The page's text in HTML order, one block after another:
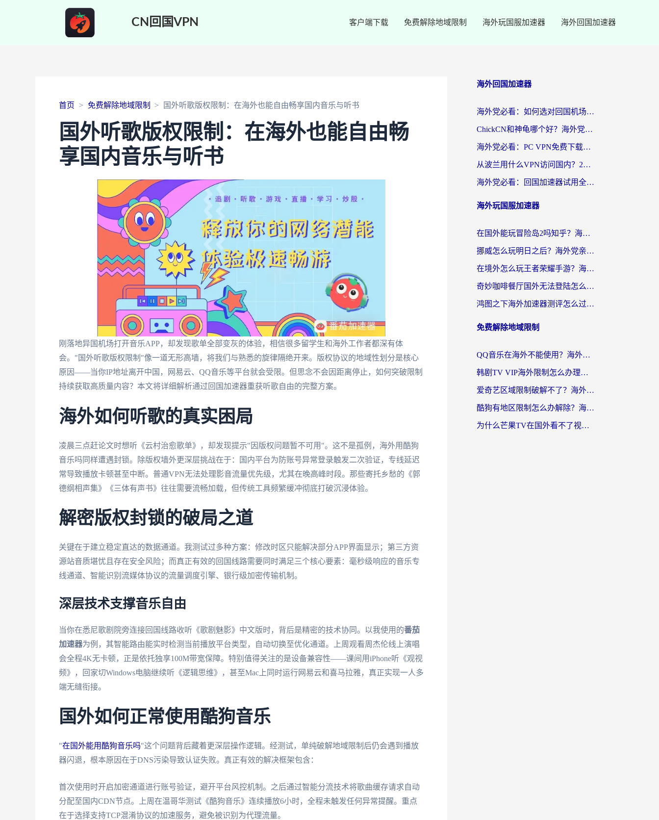
CN回国VPN 客户端下载 免费解除地域限制 海外玩国服加速器 海外回国加速器
首页 免费解除地域限制 国外听歌版权限制：在海外也能自由畅享国内音乐与听书
国外听歌版权限制：在海外也能自由畅
享国内音乐与听书
刚落地异国机场打开音乐APP，却发现歌单全部变灰的体验，相信很多留学生和海外工作者都深有体
会。"国外听歌版权限制"像一道无形高墙，将我们与熟悉的旋律隔绝开来。版权协议的地域性划分是核心
原因——当你IP地址离开中国，网易云、QQ音乐等平台就会受限。但思念不会因距离停止，如何突破限制
持续获取高质量内容？本文将详细解析通过回国加速器重获听歌自由的完整方案。
海外如何听歌的真实困局
凌晨三点赶论文时想听《云村治愈歌单》，却发现提示"因版权问题暂不可用"。这不是孤例，海外用酷狗
音乐吗同样遭遇封锁。除版权墙外更深层挑战在于：国内平台为防账号异常登录触发二次验证，专线延迟
常导致播放卡顿甚至中断。普通VPN无法处理影音流量优先级，尤其在晚高峰时段。那些寄托乡愁的《郭
德纲相声集》《三体有声书》往往需要流畅加载，但传统工具频繁缓冲彻底打破沉浸体验。
解密版权封锁的破局之道
关键在于建立稳定直达的数据通道。我测试过多种方案：修改时区只能解决部分APP界面显示；第三方资
源站音质堪忧且存在安全风险；而真正有效的回国线路需要同时满足三个核心要素：毫秒级响应的音乐专
线通道、智能识别流媒体协议的流量调度引擎、银行级加密传输机制。
深层技术支撑音乐自由
当你在悉尼歌剧院旁连接回国线路收听《歌剧魅影》中文版时，背后是精密的技术协同。以我使用的番茄
加速器为例，其智能路由能实时检测当前播放平台类型，自动切换至优化通道。上周观看周杰伦线上演唱
会全程4K无卡顿，正是依托独享100M带宽保障。特别值得关注的是设备兼容性——课间用iPhone听《观视
频》，回家切Windows电脑继续听《逻辑思维》，甚至Mac上同时运行网易云和喜马拉雅，真正实现一人多
端无缝衔接。
国外如何正常使用酷狗音乐
"在国外能用酷狗音乐吗"这个问题背后藏着更深层操作逻辑。经测试，单纯破解地域限制后仍会遇到播放
器闪退，根本原因在于DNS污染导致认证失败。真正有效的解决框架包含：
首次使用时开启加密通道进行账号验证，避开平台风控机制。之后通过智能分流技术将歌曲缓存请求自动
分配至国内CDN节点。上周在温哥华测试《酷狗音乐》连续播放6小时，全程未触发任何异常提醒。重点
在于选择支持TCP混淆协议的加速服务，避免被识别为代理流量。
海外回国加速器
海外党必看：如何选对回国机场ssr？3步解决国内资源访问难题
ChickCN和神龟哪个好？海外党亲测回国加速器的实用攻略
海外党必看：PC VPN免费下载？别踩坑！3步选对回国加速器无缝刷国内资源
从波兰用什么VPN访问国内？2026实测有效的无缝回国方案
海外党必看：回国加速器试用全攻略，无缝刷国内剧玩游戏不再难
海外玩国服加速器
在国外能玩冒险岛2吗知乎？海外党亲测有效的国服游戏加速指南
挪威怎么玩明日之后？海外党亲测有效的国服游戏加速指南
在境外怎么玩王者荣耀手游？海外党不卡顿的终极加速器选择指南
奇妙咖啡餐厅国外无法登陆怎么办？海外党必看的国服游戏加速全攻略
鸿图之下海外加速器测评怎么过？老玩家亲测有效的选择指南
免费解除地域限制
QQ音乐在海外不能使用？海外党亲测有效的回国加速解决方案来了
韩剧TV VIP海外限制怎么办理？海外党追剧看国内内容的实用指南
爱奇艺区域限制破解不了？海外党亲测有效的回国加速方案来了
酷狗有地区限制怎么办解除？海外党看国内剧听音乐的实用加速器指南
为什么芒果TV在国外看不了视频了？海外党追剧的终极解决方案来了